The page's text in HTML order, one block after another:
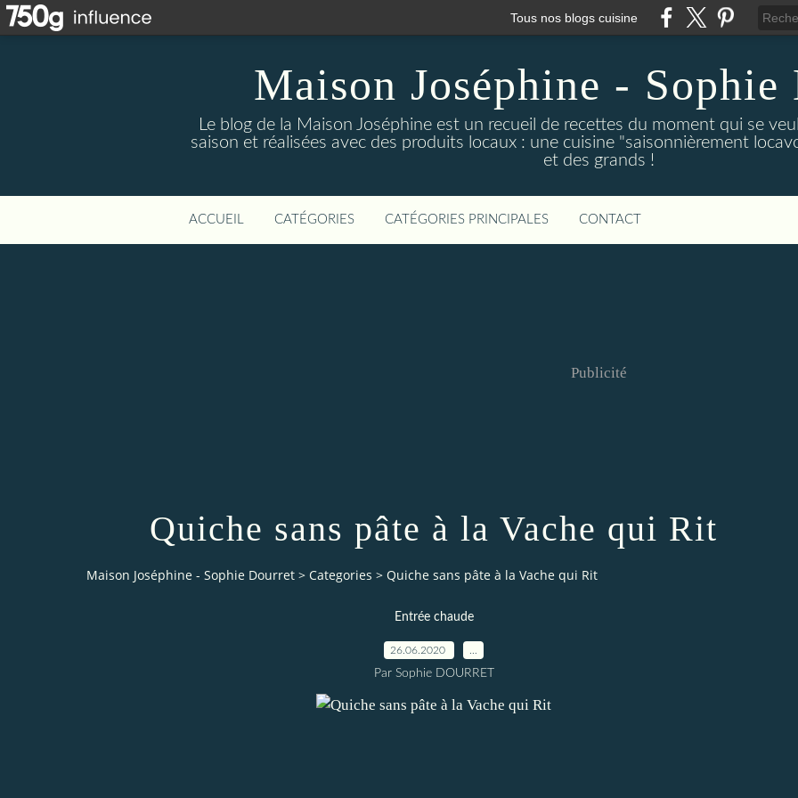
Tous nos blogs cuisine
Maison Joséphine - Sophie
Le blog de la Maison Joséphine est un recueil de recettes du moment qui se
saison et réalisées avec des produits locaux : une cuisine "saisonnièrement
et des grands !
ACCUEIL CATÉGORIES CATÉGORIES PRINCIPALES CONTACT
Publicité
Quiche sans pâte à la Vache qui Rit
Maison Joséphine - Sophie Dourret > Categories > Quiche sans pâte à la Vache qui Rit
Entrée chaude
26.06.2020
Par Sophie DOURRET